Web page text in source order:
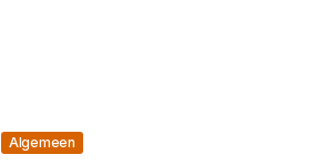
Algemeen